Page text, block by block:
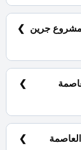
بقلب منطقة
مشروع جرين